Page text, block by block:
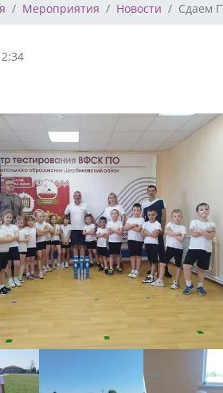
Мероприятия Новости Сдаем